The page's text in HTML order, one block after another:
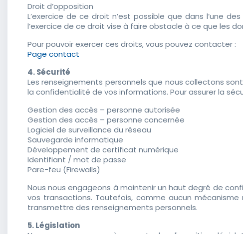
Droit d’opposition
L’exercice de ce droit n’est possible que dans l’une
l’exercice de ce droit vise à faire obstacle à ce que les
Pour pouvoir exercer ces droits, vous pouvez contacter :
Page contact
4. Sécurité
Les renseignements personnels que nous collectons
la confidentialité de vos informations. Pour assurer la
Gestion des accès – personne autorisée
Gestion des accès – personne concernée
Logiciel de surveillance du réseau
Sauvegarde informatique
Développement de certificat numérique
Identifiant / mot de passe
Pare-feu (Firewalls)
Nous nous engageons à maintenir un haut degré de
vos transactions. Toutefois, comme aucun
transmettre des renseignements personnels.
5. Législation